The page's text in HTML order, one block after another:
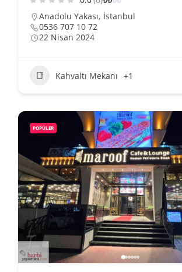
Anadolu Yakası, İstanbul
0536 707 10 72
22 Nisan 2024
Kahvaltı Mekanı +1
POPÜLER